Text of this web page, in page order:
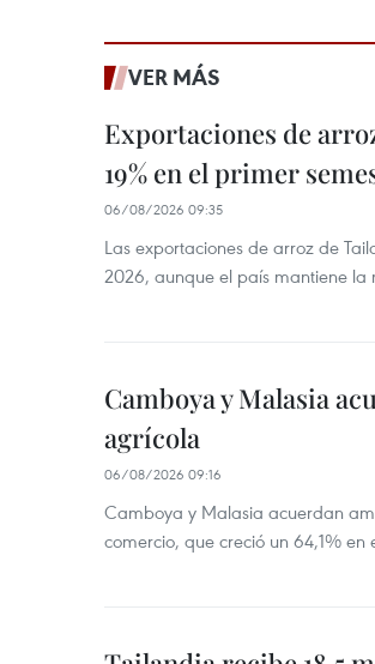
VER MÁS
Exportaciones de
19% en el primer
06/08/2026 09:35
Las exportaciones de arroz de
2026, aunque el país mantiene la
Camboya y Malasia
agrícola
06/08/2026 09:16
Camboya y Malasia acuerdan
comercio, que creció un 64,1%